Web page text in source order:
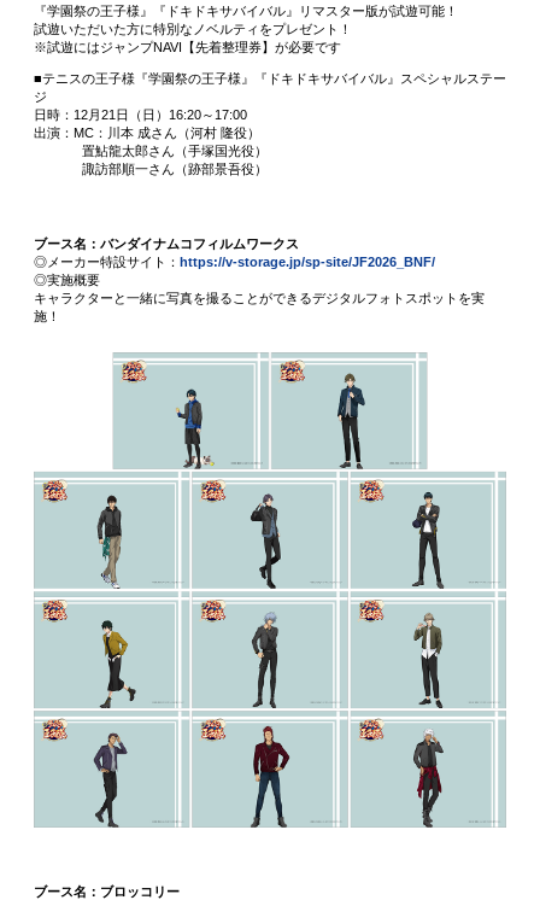
『学園祭の王子様』『ドキドキサバイバル』リマスター版が試遊可能！
試遊いただいた方に特別なノベルティをプレゼント！
※試遊にはジャンプNAVI【先着整理券】が必要です
■テニスの王子様『学園祭の王子様』『ドキドキサバイバル』スペシャルステー
ジ
日時：12月21日（日）16:20～17:00
出演：MC：川本 成さん（河村 隆役）
置鮎龍太郎さん（手塚国光役）
諏訪部順一さん（跡部景吾役）
ブース名：バンダイナムコフィルムワークス
◎メーカー特設サイト： https://v-storage.jp/sp-site/JF2026_BNF/
◎実施概要
キャラクターと一緒に写真を撮ることができるデジタルフォトスポットを実
施！
ブース名：ブロッコリー